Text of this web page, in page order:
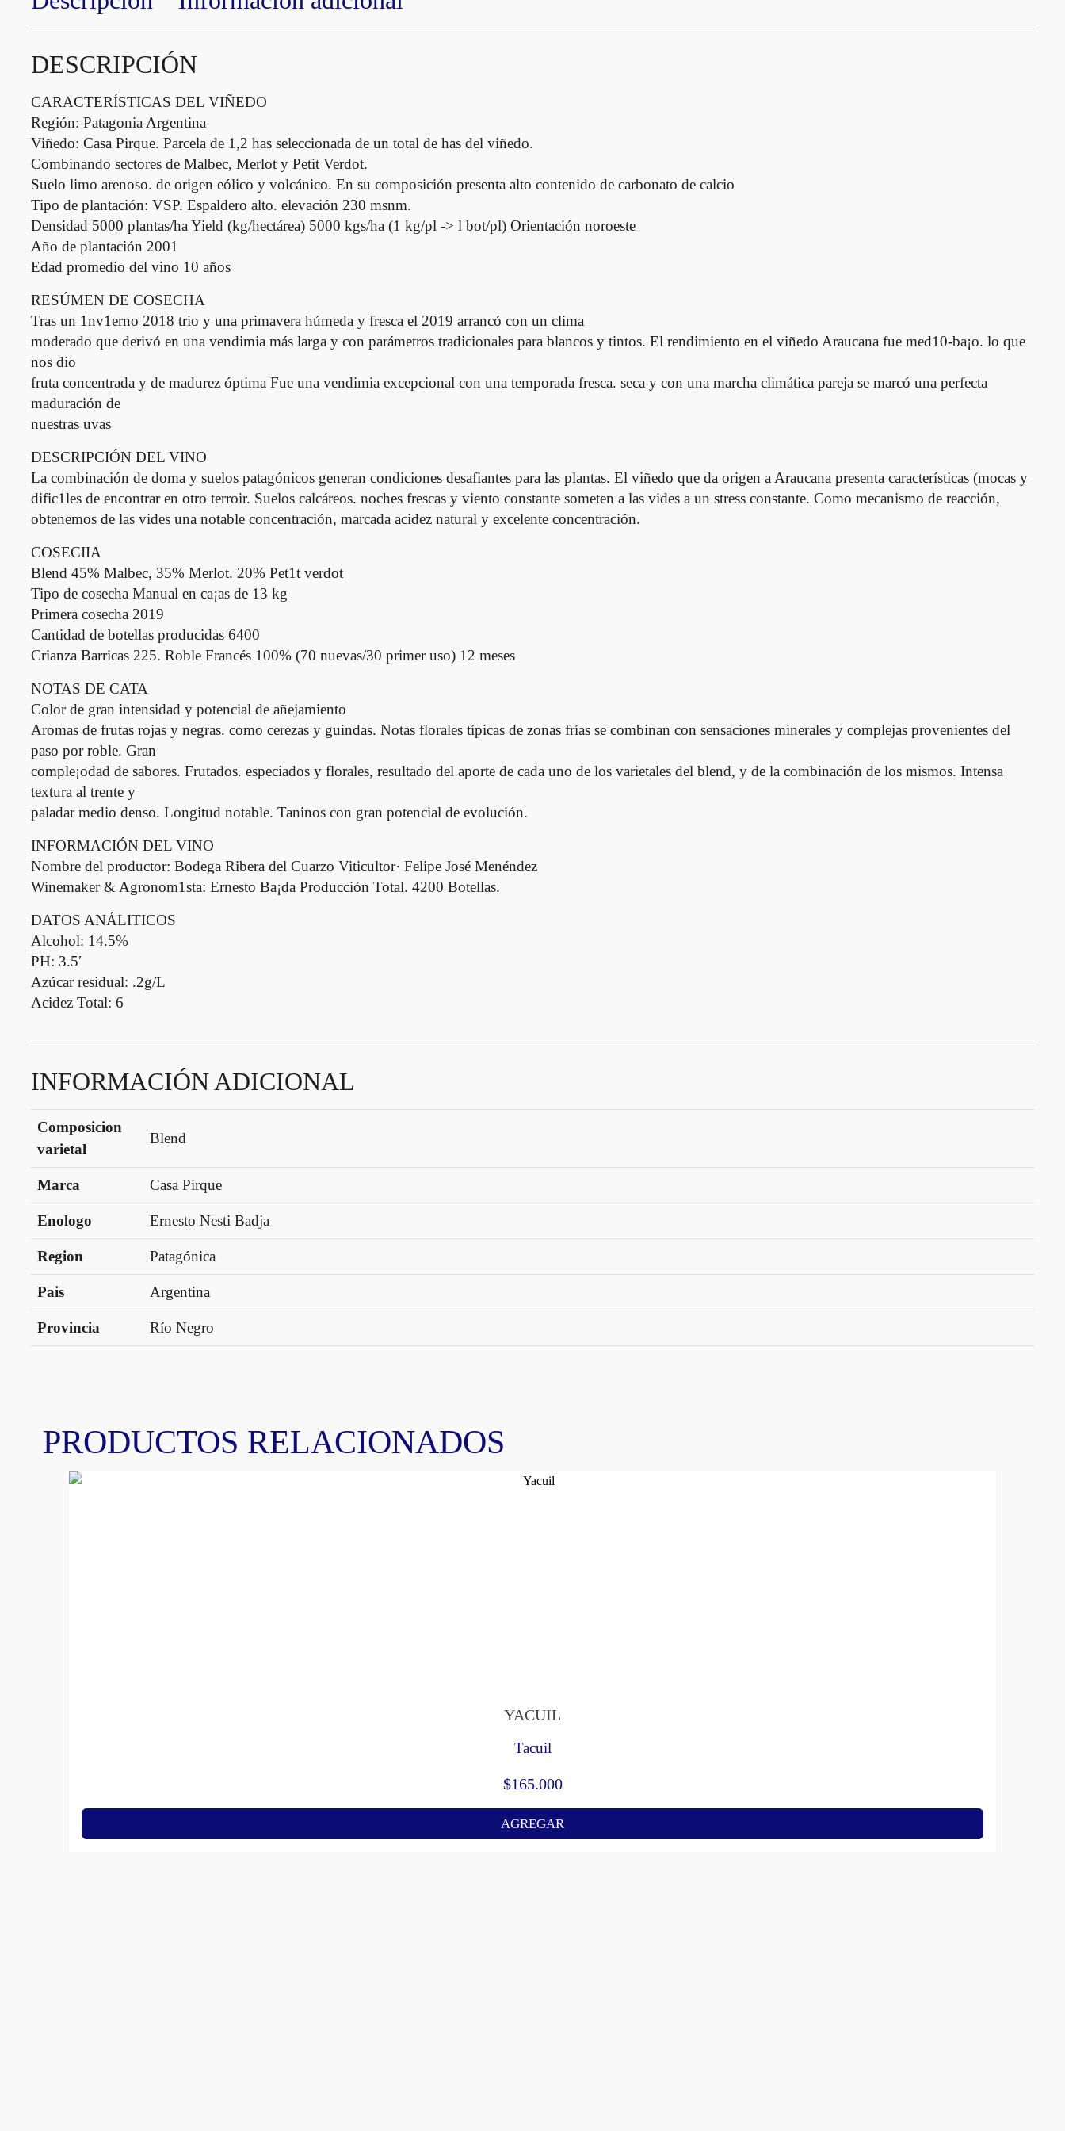
i
DESCRIPCIÓN
CARACTERÍSTICAS DEL VIÑEDO
Región: Patagonia Argentina
Viñedo: Casa Pirque. Parcela de 1,2 has seleccionada de un total de has del viñedo.
Combinando sectores de Malbec, Merlot y Petit Verdot.
Suelo limo arenoso. de origen eólico y volcánico. En su composición presenta alto contenido de carbonato de calcio
Tipo de plantación: VSP. Espaldero alto. elevación 230 msnm.
Densidad 5000 plantas/ha Yield (kg/hectárea) 5000 kgs/ha (1 kg/pl -> l bot/pl) Orientación noroeste
Año de plantación 2001
Edad promedio del vino 10 años
RESÚMEN DE COSECHA
Tras un 1nv1erno 2018 trio y una primavera húmeda y fresca el 2019 arrancó con un clima
moderado que derivó en una vendimia más larga y con parámetros tradicionales para blancos y tintos. El rendimiento en el viñedo Araucana fue med10-ba¡o. lo que
nos dio
fruta concentrada y de madurez óptima Fue una vendimia excepcional con una tempora­da fresca. seca y con una marcha climática pareja se marcó una perfecta
maduración de
nuestras uvas
DESCRIPCIÓN DEL VINO
La combinación de doma y suelos patagónicos generan condiciones desafiantes para las plantas. El viñedo que da origen a Araucana presenta características (mocas y
dific1les de encontrar en otro terroir. Suelos calcáreos. noches frescas y viento constante someten a las vides a un stress constante. Como mecanismo de reacción,
obtenemos de las vides una notable concentración, marcada acidez natural y excelente concentración.
COSECIIA
Blend 45% Malbec, 35% Merlot. 20% Pet1t verdot
Tipo de cosecha Manual en ca¡as de 13 kg
Primera cosecha 2019
Cantidad de botellas producidas 6400
Crianza Barricas 225. Roble Francés 100% (70 nuevas/30 primer uso) 12 meses
NOTAS DE CATA
Color de gran intensidad y potencial de añejamiento
Aromas de frutas rojas y negras. como cerezas y guindas. Notas florales típicas de zonas frías se combinan con sensaciones minerales y complejas provenientes del
paso por roble. Gran
comple¡odad de sabores. Frutados. especiados y florales, resultado del aporte de cada uno de los varietales del blend, y de la combinación de los mismos. Intensa
textura al trente y
paladar medio denso. Longitud notable. Taninos con gran potencial de evolución.
INFORMACIÓN DEL VINO
Nombre del productor: Bodega Ribera del Cuarzo Viticultor· Felipe José Menéndez
Winemaker & Agronom1sta: Ernesto Ba¡da Producción Total. 4200 Botellas.
DATOS ANÁLITICOS
Alcohol: 14.5%
PH: 3.5′
Azúcar residual: .2g/L
Acidez Total: 6
INFORMACIÓN ADICIONAL
Composicion
varietal
Blend
Marca Casa Pirque
Enologo Ernesto Nesti Badja
Region Patagónica
Pais Argentina
Provincia Río Negro
PRODUCTOS RELACIONADOS
YACUIL
Tacuil
$165.000
AGREGAR